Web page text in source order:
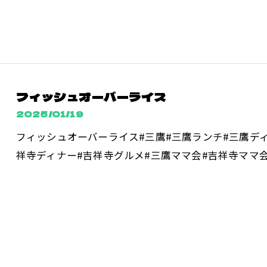
フィッシュオーバーライス
2025/01/19
フィッシュオーバーライス#三鷹#三鷹ランチ#三鷹
祥寺ディナー#吉祥寺グルメ#三鷹ママ会#吉祥寺ママ